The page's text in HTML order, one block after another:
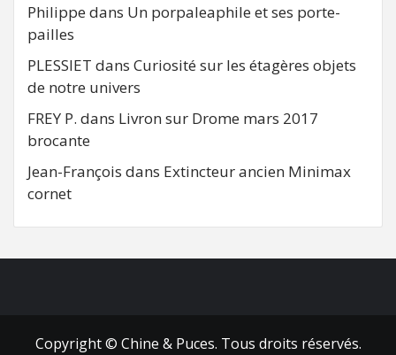
Philippe dans Un porpaleaphile et ses porte-
pailles
PLESSIET dans Curiosité sur les étagères objets
de notre univers
FREY P. dans Livron sur Drome mars 2017
brocante
Jean-François dans Extincteur ancien Minimax
cornet
Copyright © Chine & Puces. Tous droits réservés.